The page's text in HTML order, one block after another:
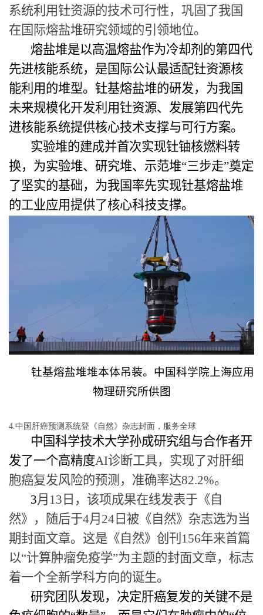
系统利用钍资源的技术可行性，巩固了我国
在国际熔盐堆研究领域的引领地位。
熔盐堆是以高温熔盐作为冷却剂的第四代
先进核能系统，是国际公认最适配钍资源核
能利用的堆型。钍基熔盐堆的研发，为我国
未来规模化开发利用钍资源、发展第四代先
进核能系统提供核心技术支撑与可行方案。
实验堆的建成并首次实现钍铀核燃料转
换，为实验堆、研究堆、示范堆“三步走”奠定
了坚实的基础，为我国率先实现钍基熔盐堆
的工业应用提供了核心科技支撑。
钍基熔盐堆堆本体吊装。中国科学院上海应用
物理研究所供图
4.中国肝癌预测系统登《自然》杂志封面，服务全球
中国科学技术大学孙成研究组与合作者开
发了一个高精度AI诊断工具，实现了对肝细
胞癌复发风险的预测，准确率达82.2%。
3月 13 日，该项成果在线发表于《自
然》，随后于4月 24 日被《自然》杂志选为当
期封面文章。这是《自然》创刊 156年来首篇
以“计算肿瘤免疫学”为主题的封面文章，标志
着一个全新学科方向的诞生。
研究团队发现，决定肝癌复发的关键不是